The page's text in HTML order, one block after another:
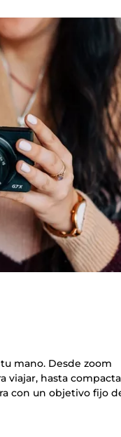
mano. Desde zoom
viajar, hasta
con un objetivo fijo